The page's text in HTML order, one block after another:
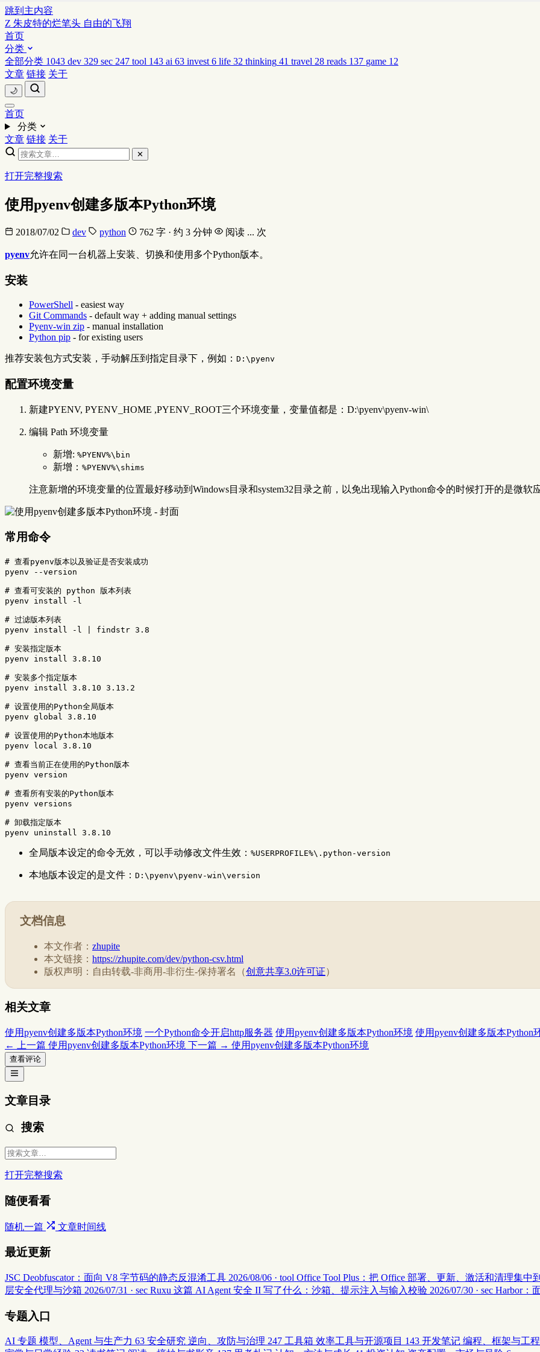
跳到主内容
Z 朱皮特的烂笔头 自由的飞翔
首页
分类
全部分类 1043 dev 329 sec 247 tool 143 ai 63 invest 6 life 32 thinking 41 travel 28 reads 137 game 12
文章 链接 关于
🌙
首页
分类
文章 链接 关于
✕
打开完整搜索
使用pyenv创建多版本Python环境
2018/07/02 dev python 762 字 · 约 3 分钟 阅读 ... 次
pyenv允许在同一台机器上安装、切换和使用多个Python版本。
安装
PowerShell - easiest way
Git Commands - default way + adding manual settings
Pyenv-win zip - manual installation
Python pip - for existing users
推荐安装包方式安装，手动解压到指定目录下，例如： D:\pyenv
配置环境变量
新建PYENV, PYENV_HOME ,PYENV_ROOT三个环境变量，变量值都是：D:\pyenv\pyenv-win\
编辑 Path 环境变量
新增: %PYENV%\bin
新增： %PYENV%\shims
注意新增的环境变量的位置最好移动到Windows目录和system32目录之前，以免出现输入Python命令的时候打开的是微软
常用命令
# 查看pyenv版本以及验证是否安装成功
pyenv
--version
# 查看可安装的 python 版本列表
pyenv install -l
# 过滤版本列表
pyenv install -l | findstr 3.8
# 安装指定版本
pyenv install 3.8.10
# 安装多个指定版本
pyenv install 3.8.10 3.13.2
# 设置使用的Python全局版本
pyenv global 3.8.10
# 设置使用的Python本地版本
pyenv
local 3.8.10
# 查看当前正在使用的Python版本
pyenv version
# 查看所有安装的Python版本
pyenv versions
# 卸载指定版本
全局版本设定的命令无效，可以手动修改文件生效： %USERPROFILE%\.python-version
本地版本设定的是文件： D:\pyenv\pyenv-win\version
文档信息
本文作者： zhupite
本文链接： https://zhupite.com/dev/python-csv.html
版权声明：自由转载-非商用-非衍生-保持署名（创意共享3.0许可证）
相关文章
使用pyenv创建多版本Python环境 一个Python命令开启http服务器 使用pyenv创建多版本Python环境 使用pyenv创建多版本Python
← 上一篇 使用pyenv创建多版本Python环境 下一篇 → 使用pyenv创建多版本Python环境
查看评论
文章目录
搜索
打开完整搜索
随便看看
随机一篇 文章时间线
最近更新
JSC Deobfuscator：面向 V8 字节码的静态反混淆工具 2026/08/06 · tool Office Tool Plus：把 Office 部署、更新、激活和清理集中
层安全代理与沙箱 2026/07/31 · sec Ruxu 这篇 AI Agent 安全 II 写了什么：沙箱、提示注入与输入校验 2026/07/30 · sec Harbor：
专题入口
AI 专题 模型、Agent 与生产力 63 安全研究 逆向、攻防与治理 247 工具箱 效率工具与开源项目 143 开发笔记 编程、框架与工